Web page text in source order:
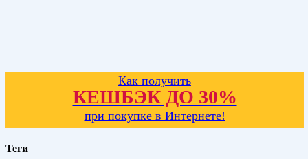
Как получить
КЕШБЭК ДО 30%
при покупке в Интернете!
Теги